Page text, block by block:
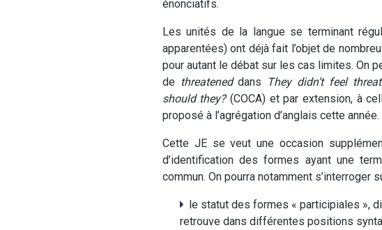
énonciatifs.
Les unités de la langue se terminant
apparentées) ont déjà fait l’objet de
pour autant le débat sur les cas limites. On
de threateneddans
They didn’t feel
should they?(COCA) et par extension, à
proposé à l’agrégation d’anglais cette année.
Cette JE se veut une occasion
d’identification des formes ayant une
commun. On pourra notamment s’interroger
le statut des formes « participiales »,
retrouve dans différentes positions